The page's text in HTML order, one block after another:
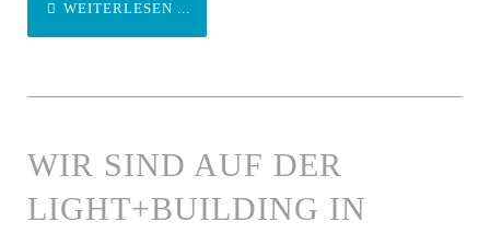
WEITERLESEN ...
WIR SIND AUF DER
LIGHT+BUILDING IN